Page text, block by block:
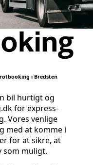
i Bredsten
bil hurtigt og
for express-
Vores venlige
med at komme i
for at sikre, at
som muligt.